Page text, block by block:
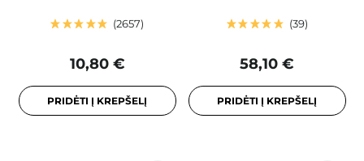
2657
10,80 €
PRIDĖTI Į KREPŠELĮ
39
58,10 €
PRIDĖTI Į KREPŠELĮ